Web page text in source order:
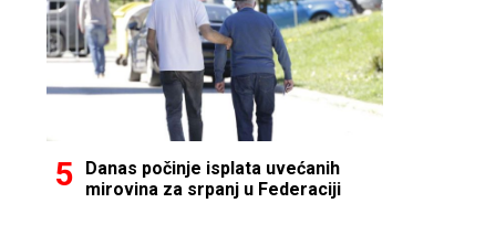
Danas počinje isplata uvećanih
mirovina za srpanj u Federaciji